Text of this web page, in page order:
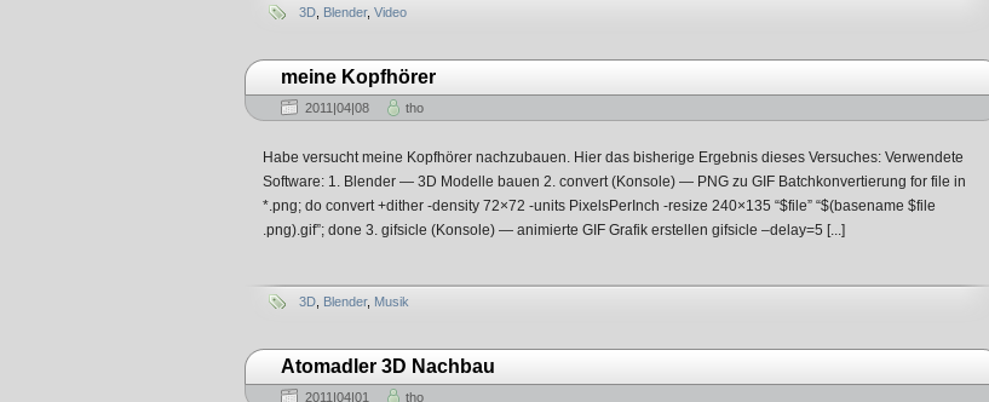
3D Blender, Video
meine Kopfhörer
2011|04|08 tho
Habe versucht meine Kopfhörer nachzubauen. Hier das bisherige Ergebnis dieses Versuches: Verwendete
Software: 1. Blender — 3D Modelle bauen 2. convert (Konsole) — PNG zu GIF Batchkonvertierung for file in
*.png; do convert +dither -density 72×72 -units PixelsPerInch -resize 240×135 “$file” “$(basename $file
.png).gif”; done 3. gifsicle (Konsole) — animierte GIF Grafik erstellen gifsicle –delay=5 [...]
3D Blender, Musik
Atomadler 3D Nachbau
2011|04|01 tho